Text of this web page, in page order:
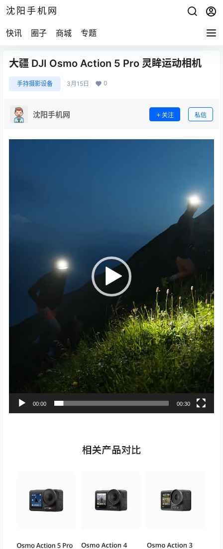
沈阳手机网
快讯 圈子 商城 专题
大疆 DJI Osmo Action 5 Pro 灵眸运动相机
手持摄影设备 3月15日 0
沈阳手机网 关注 私信
00:00 00:30